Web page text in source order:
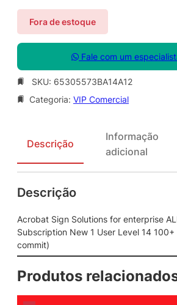
Fora de estoque
Fale com um
SKU: 65305573BA14A12
Categoria: VIP Comercial
Descrição
Informação
adicional
Descrição
Acrobat Sign Solutions for enterprise
Subscription New 1 User Level 14
commit)
Produtos